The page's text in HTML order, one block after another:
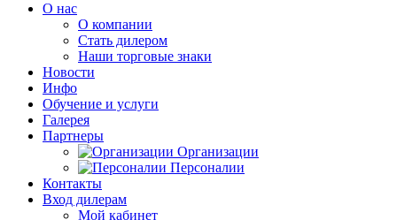
О нас
О компании
Стать дилером
Наши торговые знаки
Новости
Инфо
Обучение и услуги
Галерея
Партнеры
Организации
Персоналии
Контакты
Вход дилерам
Мой кабинет